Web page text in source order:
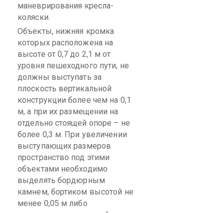
маневрирования кресла-
коляски.
Объекты, нижняя кромка
которых расположена на
высоте от 0,7 до 2,1 м от
уровня пешеходного пути, не
должны выступать за
плоскость вертикальной
конструкции более чем на 0,1
м, а при их размещении на
отдельно стоящей опоре – не
более 0,3 м. При увеличении
выступающих размеров
пространство под этими
объектами необходимо
выделять бордюрным
камнем, бортиком высотой не
менее 0,05 м либо